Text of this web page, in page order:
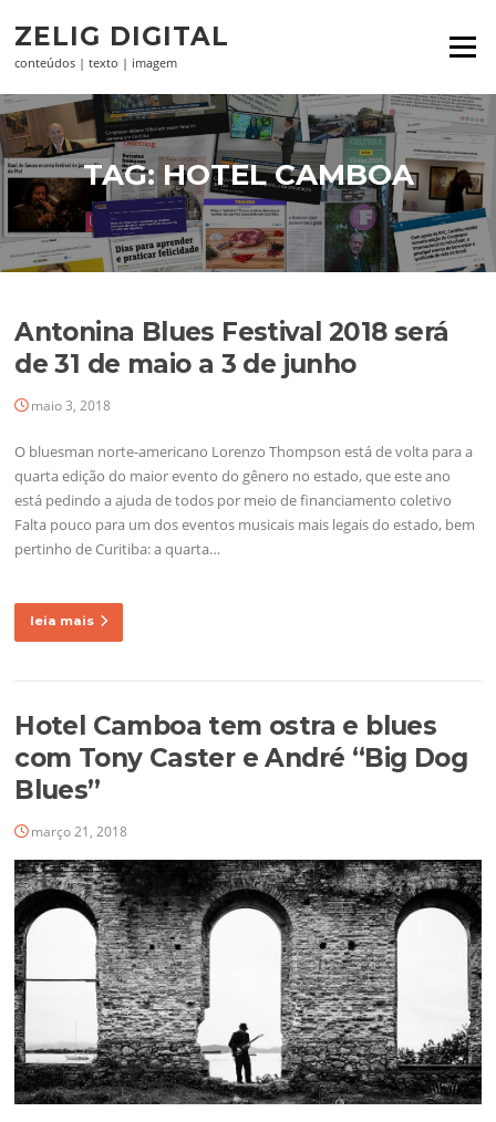
paraZELIG DIGITAL
conteúdos | texto | imagem
Menu
TAG:HOTEL CAMBOA
Antonina Blues Festival 2018 será
de 31 de maio a 3 de junho
maio 3, 2018
O bluesman norte-americano Lorenzo Thompson está de volta para a
quarta edição do maior evento do gênero no estado, que este ano
está pedindo a ajuda de todos por meio de financiamento coletivo
Falta pouco para um dos eventos musicais mais legais do estado, bem
pertinho de Curitiba: a quarta…
leia mais
Hotel Camboa tem ostra e blues
com Tony Caster e André “Big Dog
Blues”
março 21, 2018